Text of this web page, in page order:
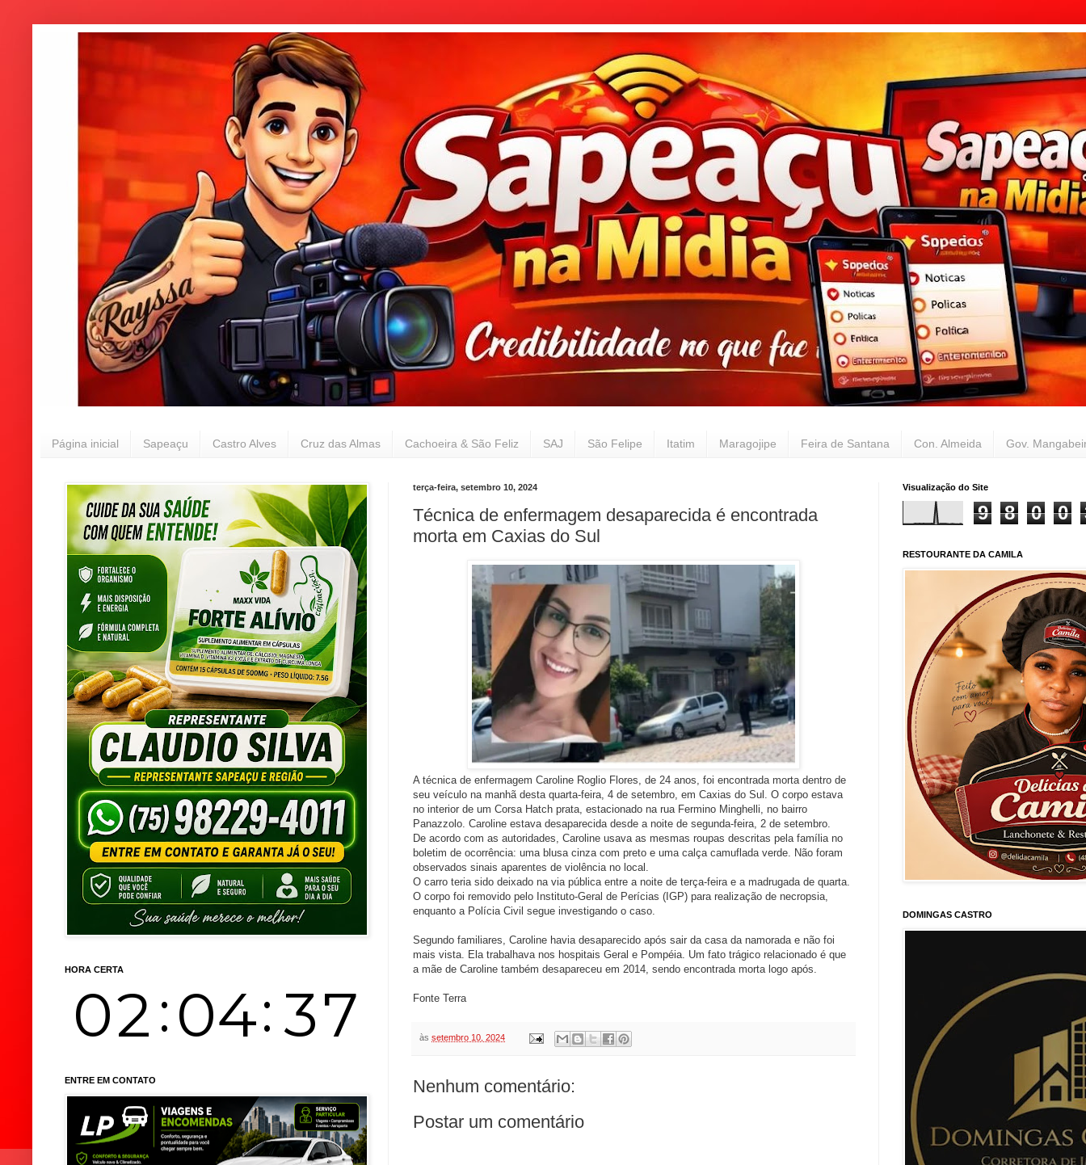
Página inicial Sapeaçu Castro Alves Cruz das Almas Cachoeira & São Feliz SAJ São Felipe Itatim Maragojipe Feira de Santana Con. Almeida Gov.
terça-feira, setembro 10, 2024
Técnica de enfermagem desaparecida é encontrada
morta em Caxias do Sul
A técnica de enfermagem Caroline Roglio Flores, de 24 anos, foi encontrada morta dentro de
seu veículo na manhã desta quarta-feira, 4 de setembro, em Caxias do Sul. O corpo estava
no interior de um Corsa Hatch prata, estacionado na rua Fermino Minghelli, no bairro
Panazzolo. Caroline estava desaparecida desde a noite de segunda-feira, 2 de setembro.
De acordo com as autoridades, Caroline usava as mesmas roupas descritas pela família no
boletim de ocorrência: uma blusa cinza com preto e uma calça camuflada verde. Não foram
observados sinais aparentes de violência no local.
O carro teria sido deixado na via pública entre a noite de terça-feira e a madrugada de quarta.
O corpo foi removido pelo Instituto-Geral de Perícias (IGP) para realização de necropsia,
enquanto a Polícia Civil segue investigando o caso.
Segundo familiares, Caroline havia desaparecido após sair da casa da namorada e não foi
mais vista. Ela trabalhava nos hospitais Geral e Pompéia. Um fato trágico relacionado é que
a mãe de Caroline também desapareceu em 2014, sendo encontrada morta logo após.
Fonte Terra
às setembro 10, 2024
Nenhum comentário:
Postar um comentário
HORA CERTA
ENTRE EM CONTATO
Visualização do Site
9 8 0 0
RESTOURANTE DA CAMILA
DOMINGAS CASTRO